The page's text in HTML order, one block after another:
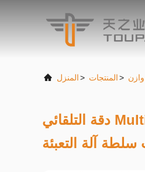
المنزل> المنتجات>
دقة التلقائي Multihead وازن محرك سيرفو يقود الفواكه
آلة التعبئة